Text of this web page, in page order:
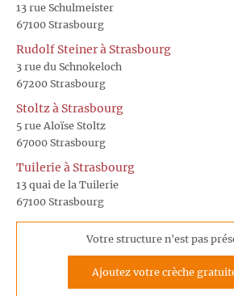
13 rue Schulmeister
67100 Strasbourg
Rudolf Steiner à Strasbourg
3 rue du Schnokeloch
67200 Strasbourg
Stoltz à Strasbourg
5 rue Aloïse Stoltz
67000 Strasbourg
Tuilerie à Strasbourg
13 quai de la Tuilerie
67100 Strasbourg
Votre structure n'est pas
Ajoutez votre crèche